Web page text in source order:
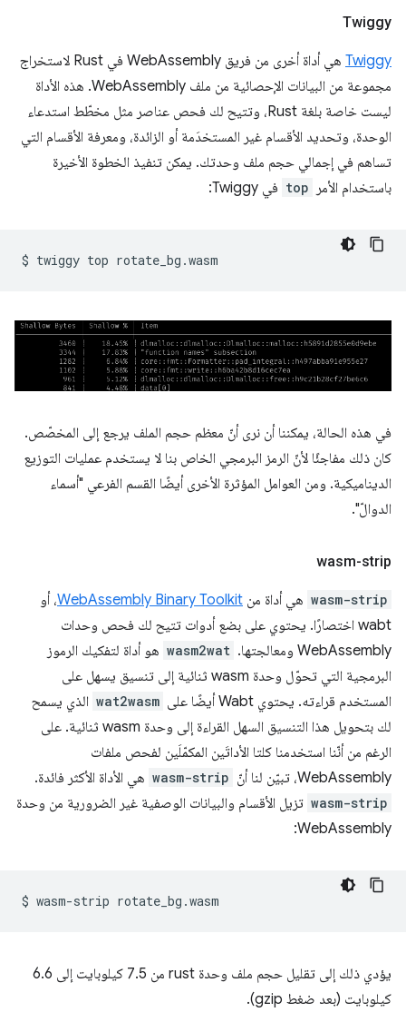
Twiggy
Twiggy
هي أداة أخرى من فريق WebAssembly في Rust لاستخراج
مجموعة من البيانات الإحصائية من ملف WebAssembly. هذه الأداة
ليست خاصة بلغة Rust، وتتيح لك فحص عناصر مثل مخطّط استدعاء
الوحدة، وتحديد الأقسام غير المستخدَمة أو الزائدة، ومعرفة الأقسام التي
تساهم في إجمالي حجم ملف وحدتك. يمكن تنفيذ الخطوة الأخيرة
باستخدام الأمر
top في Twiggy:
$ twiggy top
في هذه الحالة، يمكننا أن نرى أنّ معظم حجم الملف يرجع إلى المخصّص.
كان ذلك مفاجئًا لأنّ الرمز البرمجي الخاص بنا لا يستخدم عمليات التوزيع
الديناميكية. ومن العوامل المؤثرة الأخرى أيضًا القسم الفرعي "أسماء
الدوالّ".
wasm-strip
wasm-strip هي أداة من WebAssembly Binary Toolkit، أو
wabt اختصارًا. يحتوي على بضع أدوات تتيح لك فحص وحدات
WebAssembly ومعالجتها.
wasm2wat هو أداة لتفكيك الرموز
البرمجية التي تحوّل وحدة wasm ثنائية إلى تنسيق يسهل على
المستخدم قراءته. يحتوي Wabt أيضًا على
wat2wasm الذي يسمح
لك بتحويل هذا التنسيق السهل القراءة إلى وحدة wasm ثنائية. على
الرغم من أنّنا استخدمنا كلتا الأداتَين المكمّلَين لفحص ملفات
WebAssembly، تبيّن لنا أنّ
wasm-strip هي الأداة الأكثر فائدة.
wasm-strip تزيل الأقسام والبيانات الوصفية غير الضرورية من وحدة
WebAssembly:
$ wasm-strip
يؤدي ذلك إلى تقليل حجم ملف وحدة rust من 7.5 كيلوبايت إلى 6.6
كيلوبايت (بعد ضغط gzip).